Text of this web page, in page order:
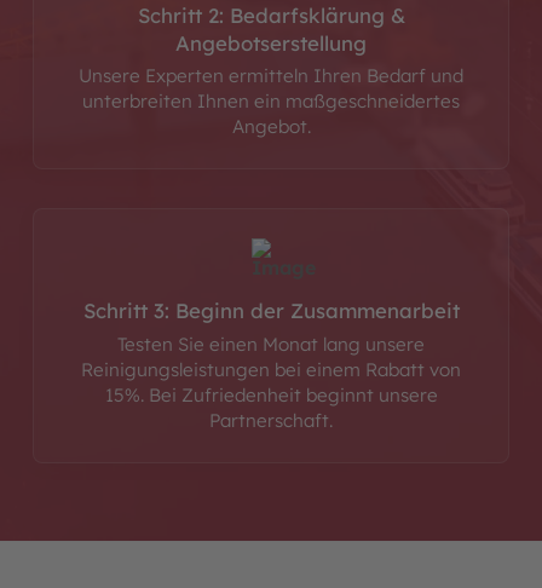
Schritt 2: Bedarfsklärung &
Angebotserstellung
Unsere Experten ermitteln Ihren Bedarf und
unterbreiten Ihnen ein maßgeschneidertes
Angebot.
Schritt 3: Beginn der Zusammenarbeit
Testen Sie einen Monat lang unsere
Reinigungsleistungen bei einem Rabatt von
15%. Bei Zufriedenheit beginnt unsere
Partnerschaft.